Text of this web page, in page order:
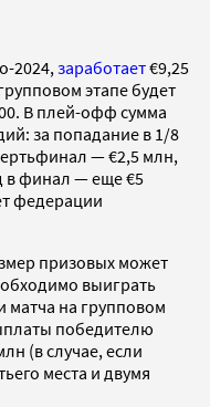
2024, заработает€9,25
этапе будет
В плей-офф сумма
за попадание в 1/8
— €2,5 млн,
в финал — еще €5
федерации
призовых может
выиграть
матча на групповом
победителю
(в случае, если
места и двумя